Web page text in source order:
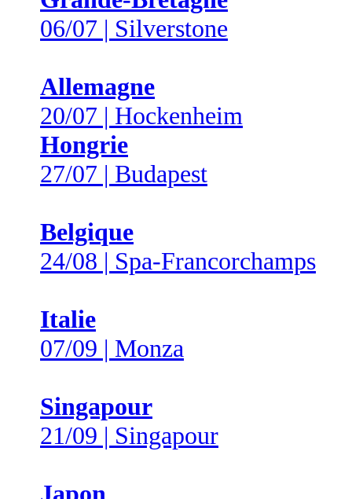
06/07 | Silverstone
Allemagne
20/07 | Hockenheim
Hongrie
27/07 | Budapest
Belgique
24/08 | Spa-Francorchamps
Italie
07/09 | Monza
Singapour
21/09 | Singapour